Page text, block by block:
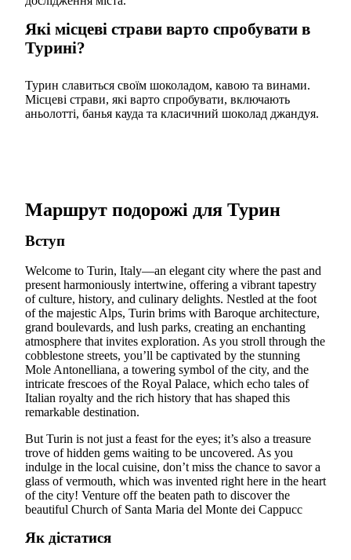
Які місцеві страви варто спробувати в
Турині?
Турин славиться своїм шоколадом, кавою та винами.
Місцеві страви, які варто спробувати, включають
аньолотті, банья кауда та класичний шоколад джандуя.
Маршрут подорожі для Турин
Вступ
Welcome to Turin, Italy—an elegant city where the past and
present harmoniously intertwine, offering a vibrant tapestry
of culture, history, and culinary delights. Nestled at the foot
of the majestic Alps, Turin brims with Baroque architecture,
grand boulevards, and lush parks, creating an enchanting
atmosphere that invites exploration. As you stroll through the
cobblestone streets, you’ll be captivated by the stunning
Mole Antonelliana, a towering symbol of the city, and the
intricate frescoes of the Royal Palace, which echo tales of
Italian royalty and the rich history that has shaped this
remarkable destination.
But Turin is not just a feast for the eyes; it’s also a treasure
trove of hidden gems waiting to be uncovered. As you
indulge in the local cuisine, don’t miss the chance to savor a
glass of vermouth, which was invented right here in the heart
of the city! Venture off the beaten path to discover the
beautiful Church of Santa Maria del Monte dei Cappucc
Як дістатися